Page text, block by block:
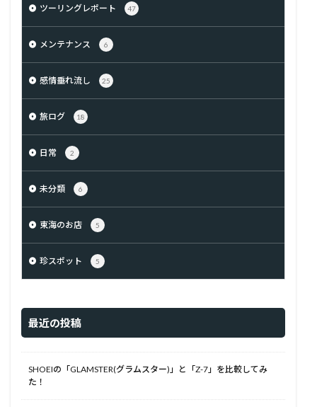
ツーリングレポート 47
メンテナンス 6
感情垂れ流し 25
旅ログ 18
日常 2
未分類 6
東海のお店 5
珍スポット 5
最近の投稿
SHOEIの「GLAMSTER(グラムスター)」と「Z-7」を比較してみ
た！